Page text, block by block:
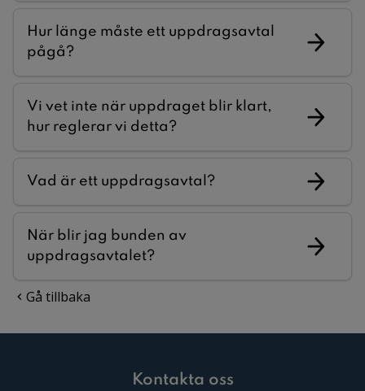
Hur länge måste ett uppdragsavtal
pågå?
Vi vet inte när uppdraget blir klart,
hur reglerar vi detta?
Vad är ett uppdragsavtal?
När blir jag bunden av
uppdragsavtalet?
Gå tillbaka
Kontakta oss